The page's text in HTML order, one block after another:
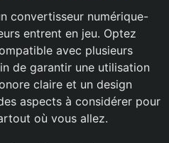
convertisseur numérique-
entrent en jeu. Optez
avec plusieurs
de garantir une utilisation
claire et un design
aspects à considérer pour
où vous allez.